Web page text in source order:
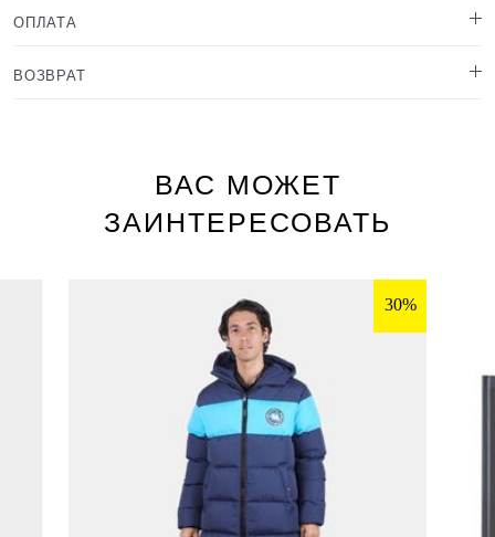
ОПЛАТА
ВОЗВРАТ
ВАС МОЖЕТ
ЗАИНТЕРЕСОВАТЬ
30%